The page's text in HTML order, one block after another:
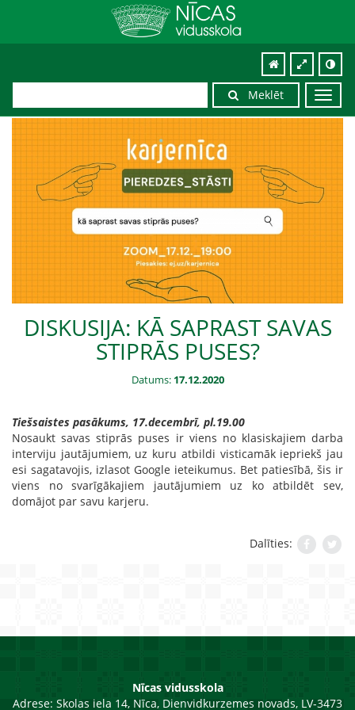
Meklēt
DISKUSIJA: KĀ SAPRAST SAVAS
STIPRĀS PUSES?
Datums: 17.12.2020
Tiešsaistes pasākums, 17.decembrī, pl.19.00
Nosaukt savas stiprās puses ir viens no klasiskajiem darba
interviju jautājumiem, uz kuru atbildi visticamāk iepriekš jau
esi sagatavojis, izlasot Google ieteikumus. Bet patiesībā, šis ir
viens no svarīgākajiem jautājumiem uz ko atbildēt sev,
domājot par savu karjeru.
Dalīties:
Nīcas vidusskola
Adrese: Skolas iela 14, Nīca, Dienvidkurzemes novads, LV-3473